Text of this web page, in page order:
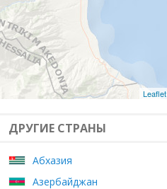
Leaflet
ДРУГИЕ СТРАНЫ
Абхазия
Азербайджан